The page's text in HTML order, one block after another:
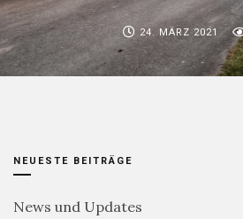
24. MÄRZ 2021
NEUESTE BEITRÄGE
News und Updates